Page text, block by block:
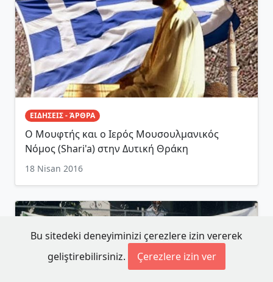
ΕΙΔΗΣΕΙΣ - ΆΡΘΡΑ
Ο Μουφτής και ο Ιερός Μουσουλμανικός
Νόμος (Shari'a) στην Δυτική Θράκη
18 Nisan 2016
Bu sitedeki deneyiminizi çerezlere izin vererek
geliştirebilirsiniz.
Çerezlere izin ver